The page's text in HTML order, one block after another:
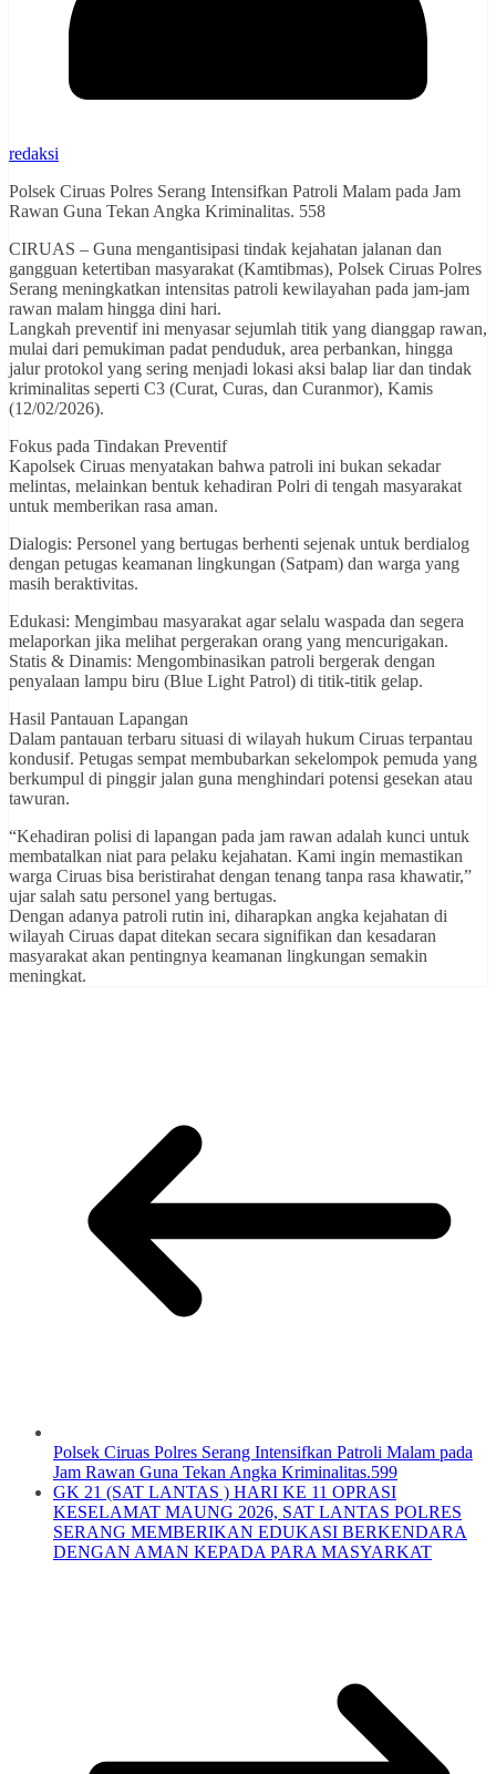
redaksi
Polsek Ciruas Polres Serang Intensifkan Patroli Malam pada Jam
Rawan Guna Tekan Angka Kriminalitas. 558
CIRUAS – Guna mengantisipasi tindak kejahatan jalanan dan
gangguan ketertiban masyarakat (Kamtibmas), Polsek Ciruas Polres
Serang meningkatkan intensitas patroli kewilayahan pada jam-jam
rawan malam hingga dini hari.
Langkah preventif ini menyasar sejumlah titik yang dianggap rawan,
mulai dari pemukiman padat penduduk, area perbankan, hingga
jalur protokol yang sering menjadi lokasi aksi balap liar dan tindak
kriminalitas seperti C3 (Curat, Curas, dan Curanmor), Kamis
(12/02/2026).
Fokus pada Tindakan Preventif
Kapolsek Ciruas menyatakan bahwa patroli ini bukan sekadar
melintas, melainkan bentuk kehadiran Polri di tengah masyarakat
untuk memberikan rasa aman.
Dialogis: Personel yang bertugas berhenti sejenak untuk berdialog
dengan petugas keamanan lingkungan (Satpam) dan warga yang
masih beraktivitas.
Edukasi: Mengimbau masyarakat agar selalu waspada dan segera
melaporkan jika melihat pergerakan orang yang mencurigakan.
Statis & Dinamis: Mengombinasikan patroli bergerak dengan
penyalaan lampu biru (Blue Light Patrol) di titik-titik gelap.
Hasil Pantauan Lapangan
Dalam pantauan terbaru situasi di wilayah hukum Ciruas terpantau
kondusif. Petugas sempat membubarkan sekelompok pemuda yang
berkumpul di pinggir jalan guna menghindari potensi gesekan atau
tawuran.
“Kehadiran polisi di lapangan pada jam rawan adalah kunci untuk
membatalkan niat para pelaku kejahatan. Kami ingin memastikan
warga Ciruas bisa beristirahat dengan tenang tanpa rasa khawatir,”
ujar salah satu personel yang bertugas.
Dengan adanya patroli rutin ini, diharapkan angka kejahatan di
wilayah Ciruas dapat ditekan secara signifikan dan kesadaran
masyarakat akan pentingnya keamanan lingkungan semakin
meningkat.
Polsek Ciruas Polres Serang Intensifkan Patroli Malam pada
Jam Rawan Guna Tekan Angka Kriminalitas.599
GK 21 (SAT LANTAS ) HARI KE 11 OPRASI
KESELAMAT MAUNG 2026, SAT LANTAS POLRES
SERANG MEMBERIKAN EDUKASI BERKENDARA
DENGAN AMAN KEPADA PARA MASYARKAT